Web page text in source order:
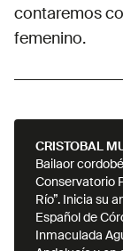
contaremos
femenino.
CRISTOBAL
Bailaor
Conservatorio
Río”. Inicia su
Español de
Inmaculada